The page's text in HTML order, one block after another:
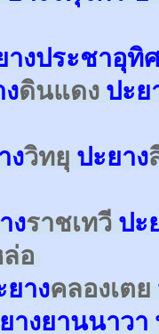
างประชาอุทิ
ดินแดง ปะย
งวิทยุ ปะยาง
งราชเทวี ปะ
อ
ยางคลองเตย
างยานนาวา